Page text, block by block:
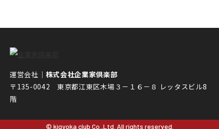
運営会社｜ 株式会社企業家倶楽部
〒135-0042 東京都江東区木場３－１６－８ レッタスビル8
階
© kigyoka club Co.,Ltd. All rights reserved.